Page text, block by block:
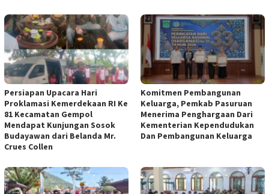
Persiapan Upacara Hari
Proklamasi Kemerdekaan RI Ke
81 Kecamatan Gempol
Mendapat Kunjungan Sosok
Budayawan dari Belanda Mr.
Crues Collen
Komitmen Pembangunan
Keluarga, Pemkab Pasuruan
Menerima Penghargaan Dari
Kementerian Kependudukan
Dan Pembangunan Keluarga